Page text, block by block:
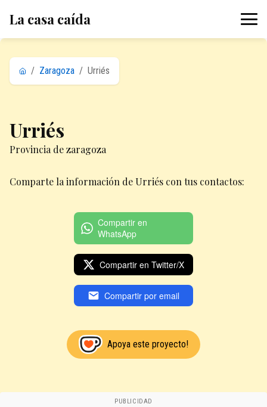
La casa caída
/ Zaragoza / Urriés
Urriés
Provincia de zaragoza
Comparte la información de Urriés con tus contactos:
Compartir en
WhatsApp
Compartir en Twitter/X
Compartir por email
Apoya este proyecto!
PUBLICIDAD